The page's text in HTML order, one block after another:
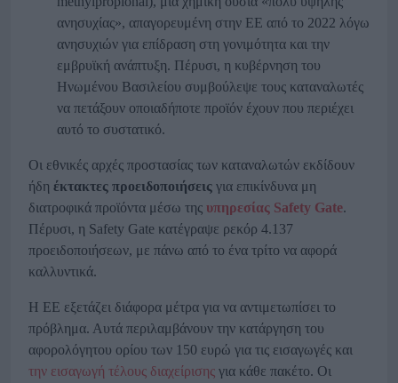
ανησυχίας», απαγορευμένη στην ΕΕ από το 2022 λόγω
ανησυχιών για επίδραση στη γονιμότητα και την
εμβρυϊκή ανάπτυξη. Πέρυσι, η κυβέρνηση του
Ηνωμένου Βασιλείου συμβούλεψε τους καταναλωτές
να πετάξουν οποιαδήποτε προϊόν έχουν που περιέχει
αυτό το συστατικό.
Οι εθνικές αρχές προστασίας των καταναλωτών εκδίδουν
ήδη έκτακτες προειδοποιήσεις για επικίνδυνα μη
διατροφικά προϊόντα μέσω της υπηρεσίας Safety Gate.
Πέρυσι, η Safety Gate κατέγραψε ρεκόρ 4.137
προειδοποιήσεων, με πάνω από το ένα τρίτο να αφορά
καλλυντικά.
Η ΕΕ εξετάζει διάφορα μέτρα για να αντιμετωπίσει το
πρόβλημα. Αυτά περιλαμβάνουν την κατάργηση του
αφορολόγητου ορίου των 150 ευρώ για τις εισαγωγές και
την εισαγωγή τέλους διαχείρισης για κάθε πακέτο. Οι